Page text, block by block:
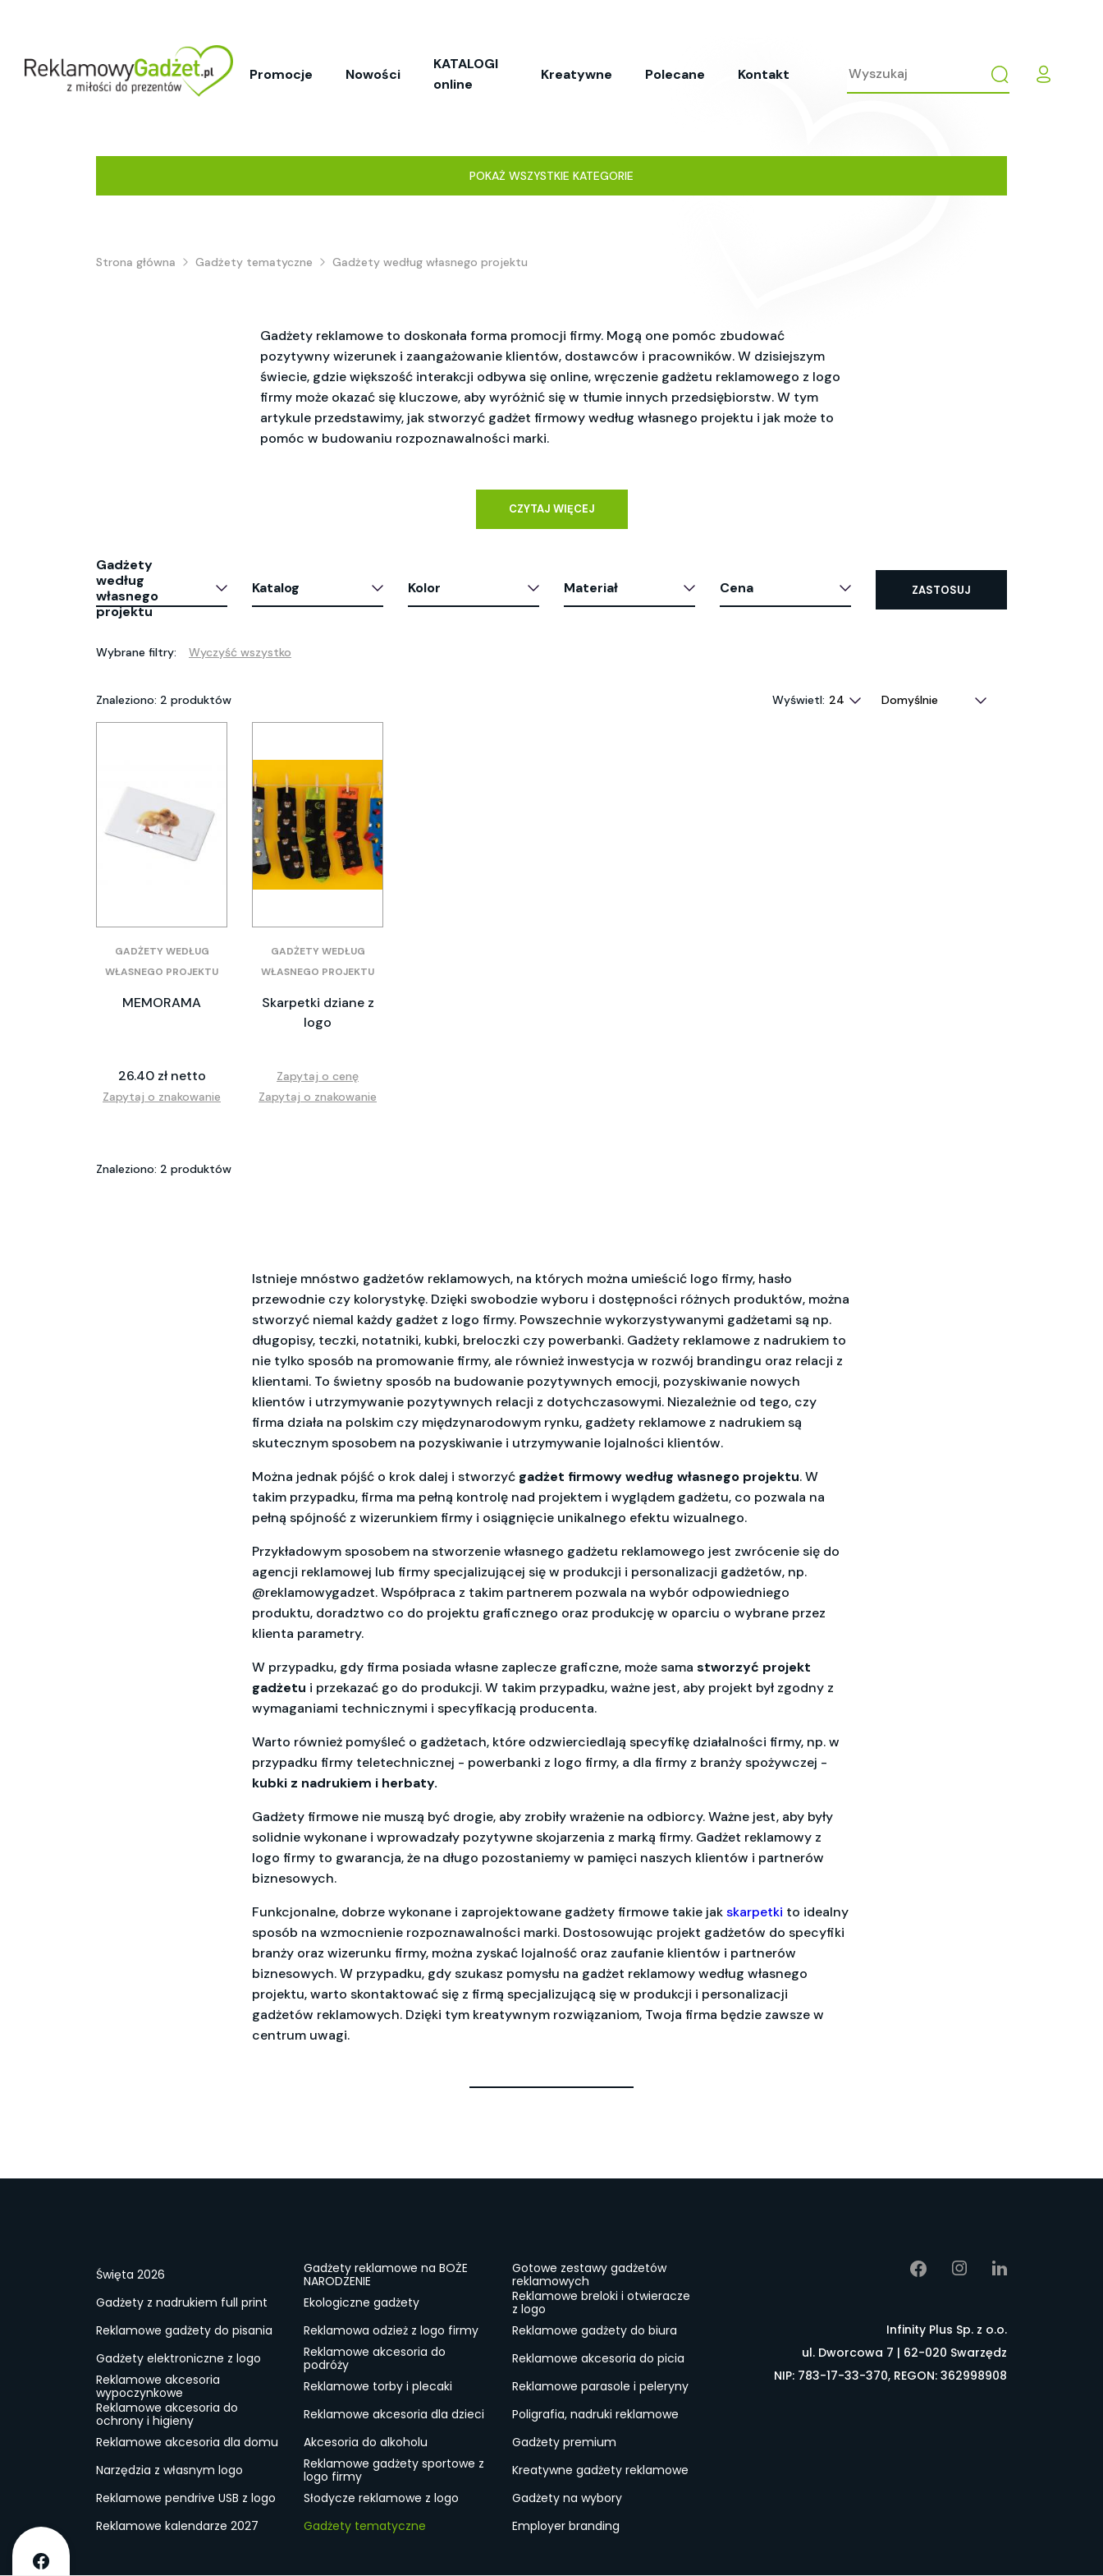
Promocje Nowości
KATALOGI
online
Kreatywne Polecane Kontakt
POKAŻ WSZYSTKIE KATEGORIE
Strona główna Gadżety tematyczne Gadżety według własnego projektu
Gadżety reklamowe to doskonała forma promocji firmy. Mogą one pomóc zbudować
pozytywny wizerunek i zaangażowanie klientów, dostawców i pracowników. W dzisiejszym
świecie, gdzie większość interakcji odbywa się online, wręczenie gadżetu reklamowego z logo
firmy może okazać się kluczowe, aby wyróżnić się w tłumie innych przedsiębiorstw. W tym
artykule przedstawimy, jak stworzyć gadżet firmowy według własnego projektu i jak może to
pomóc w budowaniu rozpoznawalności marki.
CZYTAJ WIĘCEJ
Gadżety
według
własnego
projektu
Katalog Kolor Materiał Cena ZASTOSUJ
Wybrane filtry: Wyczyść wszystko
Znaleziono: 2 produktów Wyświetl:
GADŻETY WEDŁUG
WŁASNEGO PROJEKTU
MEMORAMA
26.40 zł netto
Zapytaj o znakowanie
GADŻETY WEDŁUG
WŁASNEGO PROJEKTU
Skarpetki dziane z
logo
Zapytaj o cenę
Zapytaj o znakowanie
Znaleziono: 2 produktów
Istnieje mnóstwo gadżetów reklamowych, na których można umieścić logo firmy, hasło
przewodnie czy kolorystykę. Dzięki swobodzie wyboru i dostępności różnych produktów, można
stworzyć niemal każdy gadżet z logo firmy. Powszechnie wykorzystywanymi gadżetami są np.
długopisy, teczki, notatniki, kubki, breloczki czy powerbanki. Gadżety reklamowe z nadrukiem to
nie tylko sposób na promowanie firmy, ale również inwestycja w rozwój brandingu oraz relacji z
klientami. To świetny sposób na budowanie pozytywnych emocji, pozyskiwanie nowych
klientów i utrzymywanie pozytywnych relacji z dotychczasowymi. Niezależnie od tego, czy
firma działa na polskim czy międzynarodowym rynku, gadżety reklamowe z nadrukiem są
skutecznym sposobem na pozyskiwanie i utrzymywanie lojalności klientów.
Można jednak pójść o krok dalej i stworzyć gadżet firmowy według własnego projektu. W
takim przypadku, firma ma pełną kontrolę nad projektem i wyglądem gadżetu, co pozwala na
pełną spójność z wizerunkiem firmy i osiągnięcie unikalnego efektu wizualnego.
Przykładowym sposobem na stworzenie własnego gadżetu reklamowego jest zwrócenie się do
agencji reklamowej lub firmy specjalizującej się w produkcji i personalizacji gadżetów, np.
@reklamowygadzet. Współpraca z takim partnerem pozwala na wybór odpowiedniego
produktu, doradztwo co do projektu graficznego oraz produkcję w oparciu o wybrane przez
klienta parametry.
W przypadku, gdy firma posiada własne zaplecze graficzne, może sama stworzyć projekt
gadżetu i przekazać go do produkcji. W takim przypadku, ważne jest, aby projekt był zgodny z
wymaganiami technicznymi i specyfikacją producenta.
Warto również pomyśleć o gadżetach, które odzwierciedlają specyfikę działalności firmy, np. w
przypadku firmy teletechnicznej - powerbanki z logo firmy, a dla firmy z branży spożywczej -
kubki z nadrukiem i herbaty.
Gadżety firmowe nie muszą być drogie, aby zrobiły wrażenie na odbiorcy. Ważne jest, aby były
solidnie wykonane i wprowadzały pozytywne skojarzenia z marką firmy. Gadżet reklamowy z
logo firmy to gwarancja, że na długo pozostaniemy w pamięci naszych klientów i partnerów
biznesowych.
Funkcjonalne, dobrze wykonane i zaprojektowane gadżety firmowe takie jakskarpetki to idealny
sposób na wzmocnienie rozpoznawalności marki. Dostosowując projekt gadżetów do specyfiki
branży oraz wizerunku firmy, można zyskać lojalność oraz zaufanie klientów i partnerów
biznesowych. W przypadku, gdy szukasz pomysłu na gadżet reklamowy według własnego
projektu, warto skontaktować się z firmą specjalizującą się w produkcji i personalizacji
gadżetów reklamowych. Dzięki tym kreatywnym rozwiązaniom, Twoja firma będzie zawsze w
centrum uwagi.
Święta 2026
Gadżety reklamowe na BOŻE
NARODZENIE
Gotowe zestawy gadżetów
reklamowych
Gadżety z nadrukiem full print
Ekologiczne gadżety
Reklamowe breloki i otwieracze
z logo
Reklamowe gadżety do pisania
Reklamowa odzież z logo firmy
Reklamowe gadżety do biura
Gadżety elektroniczne z logo
Reklamowe akcesoria do
podróży
Reklamowe akcesoria do picia
Reklamowe akcesoria
wypoczynkowe
Reklamowe torby i plecaki
Reklamowe parasole i peleryny
Reklamowe akcesoria do
ochrony i higieny
Reklamowe akcesoria dla dzieci
Poligrafia, nadruki reklamowe
Reklamowe akcesoria dla domu
Akcesoria do alkoholu
Gadżety premium
Narzędzia z własnym logo
Reklamowe gadżety sportowe z
logo firmy
Kreatywne gadżety reklamowe
Reklamowe pendrive USB z logo
Słodycze reklamowe z logo
Gadżety na wybory
Reklamowe kalendarze 2027
Gadżety tematyczne Employer branding
Infinity Plus Sp. z o.o.
ul. Dworcowa 7 | 62-020 Swarzędz
NIP: 783-17-33-370, REGON: 362998908